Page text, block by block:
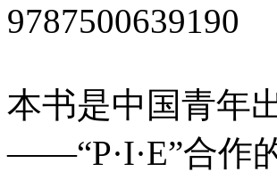
9787500639190
本书是中国青年
——“P·I·E”合作